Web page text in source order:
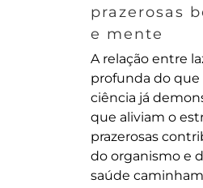
prazerosas
e mente
A relação entre
profunda do
ciência já
que aliviam o
prazerosas
do organismo e
saúde